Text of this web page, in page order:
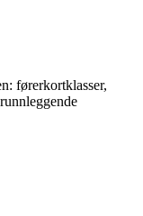
førerkortklasser,